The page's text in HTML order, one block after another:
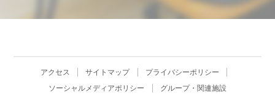
アクセス サイトマップ
プライバシーポリシー
ソーシャルメディアポリシー
グループ・関連施設